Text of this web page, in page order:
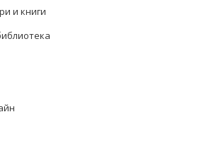
и книги